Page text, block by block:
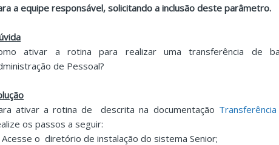
a equipe responsável, solicitando a inclusão deste parâmetro.
ativar a rotina para realizar uma transferência de
de Pessoal?
ativar a rotina de descrita na documentação
os passos a seguir:
Acesse o diretório de instalação do sistema Senior;